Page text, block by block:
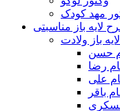
مهد کودک
لایه باز مناسبتی
باز ولادت
حسن
رضا
علی
باقر